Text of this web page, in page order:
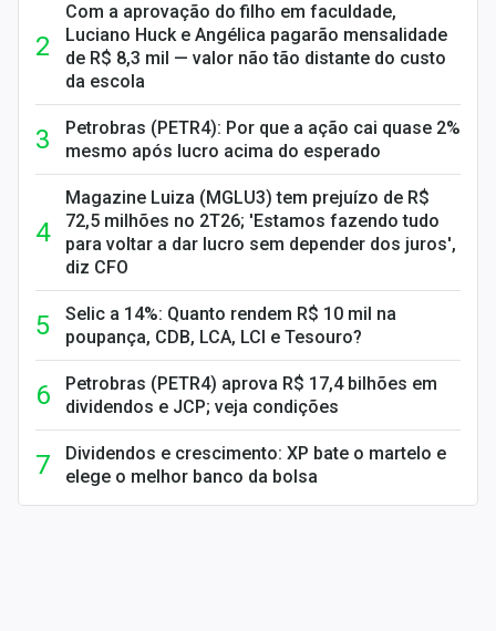
Com a aprovação do filho em faculdade,
Luciano Huck e Angélica pagarão mensalidade
de R$ 8,3 mil — valor não tão distante do custo
da escola
Petrobras (PETR4): Por que a ação cai quase 2%
mesmo após lucro acima do esperado
Magazine Luiza (MGLU3) tem prejuízo de R$
72,5 milhões no 2T26; 'Estamos fazendo tudo
para voltar a dar lucro sem depender dos juros',
diz CFO
Selic a 14%: Quanto rendem R$ 10 mil na
poupança, CDB, LCA, LCI e Tesouro?
Petrobras (PETR4) aprova R$ 17,4 bilhões em
dividendos e JCP; veja condições
Dividendos e crescimento: XP bate o martelo e
elege o melhor banco da bolsa